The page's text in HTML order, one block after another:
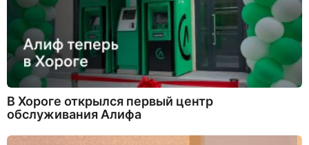
В Хороге открылся первый центр
обслуживания Алифа